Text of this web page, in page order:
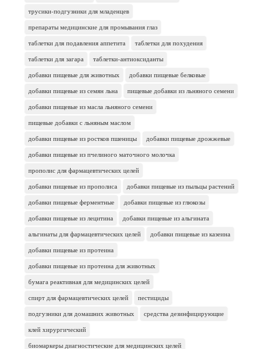
трусики-подгузники для младенцев
препараты медицинские для промывания глаз
таблетки для подавления аппетита
таблетки для похудения
таблетки для загара
таблетки-антиоксиданты
добавки пищевые для животных
добавки пищевые белковые
добавки пищевые из семян льна
пищевые добавки из льняного семени
добавки пищевые из масла льняного семени
пищевые добавки с льняным маслом
добавки пищевые из ростков пшеницы
добавки пищевые дрожжевые
добавки пищевые из пчелиного маточного молочка
прополис для фармацевтических целей
добавки пищевые из прополиса
добавки пищевые из пыльцы растений
добавки пищевые ферментные
добавки пищевые из глюкозы
добавки пищевые из лецитина
добавки пищевые из альгината
альгинаты для фармацевтических целей
добавки пищевые из казеина
добавки пищевые из протеина
добавки пищевые из протеина для животных
бумага реактивная для медицинских целей
спирт для фармацевтических целей
пестициды
подгузники для домашних животных
средства дезинфицирующие
клей хирургический
биомаркеры диагностические для медицинских целей